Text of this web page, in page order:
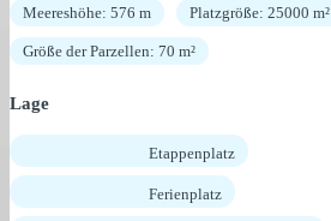
Meereshöhe: 576 m Platzgröße: 25000 m²
Größe der Parzellen: 70 m²
Lage
Etappenplatz
Ferienplatz